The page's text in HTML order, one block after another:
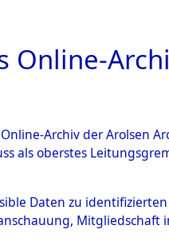
ARCHIVALE
Archiv der
als oberstes
Daten zu